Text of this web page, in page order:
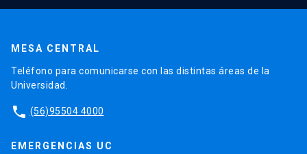
MESA CENTRAL
Teléfono para comunicarse con las distintas áreas de la
Universidad.
phone (56)95504 4000
EMERGENCIAS UC